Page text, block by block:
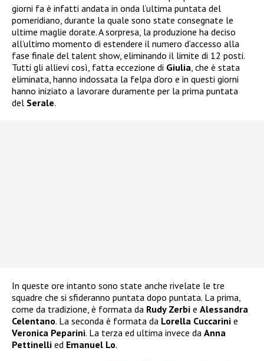
giorni fa è infatti andata in onda l’ultima puntata del
pomeridiano, durante la quale sono state consegnate le
ultime maglie dorate. A sorpresa, la produzione ha deciso
all’ultimo momento di estendere il numero d’accesso alla
fase finale del talent show, eliminando il limite di 12 posti.
Tutti gli allievi così, fatta eccezione di Giulia , che è stata
eliminata, hanno indossata la felpa d’oro e in questi giorni
hanno iniziato a lavorare duramente per la prima puntata
del Serale.
In queste ore intanto sono state anche rivelate le tre
squadre che si sfideranno puntata dopo puntata. La prima,
come da tradizione, è formata da Rudy Zerbi e Alessandra
Celentano. La seconda è formata da Lorella Cuccarini e
Veronica Peparini. La terza ed ultima invece da Anna
Pettinelli ed Emanuel Lo.